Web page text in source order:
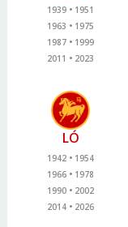
1939
1951
1963
1975
1987
1999
2011
2023
LÓ
1942
1954
1966
1978
1990
2002
2014
2026